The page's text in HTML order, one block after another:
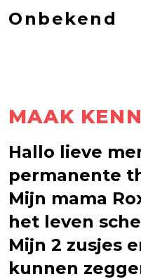
Onbekend
MAAK
Hallo lieve
permanente
Mijn mama
het leven
Mijn 2 zusjes
kunnen